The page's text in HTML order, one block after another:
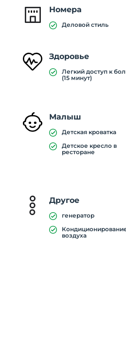
Номера
Деловой стиль
Здоровье
Легкий доступ к
(15 минут)
Малыш
Детская кроватка
Детское кресло в
ресторане
Другое
генератор
воздуха